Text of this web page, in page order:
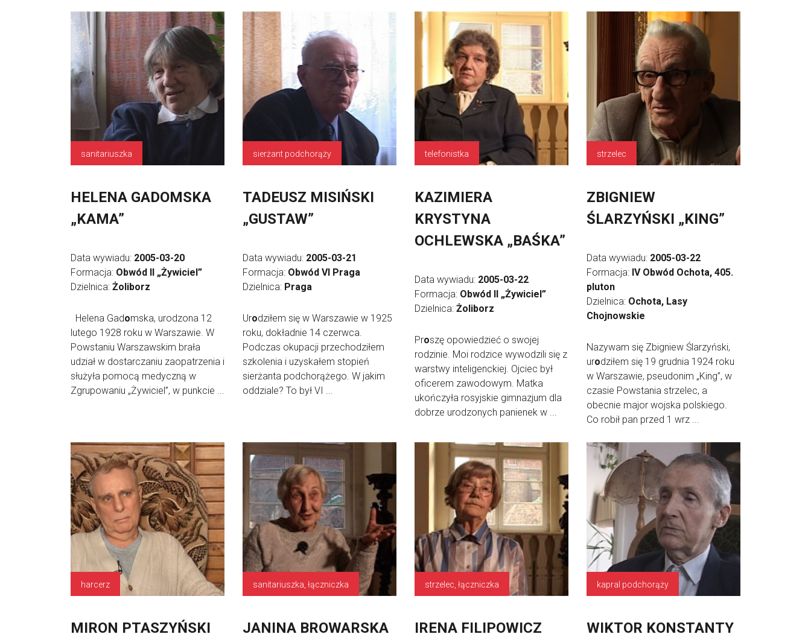
sanitariuszka
HELENA GADOMSKA
„KAMA”
Data wywiadu: 2005-03-20
Formacja: Obwód II „Żywiciel”
Dzielnica: Żoliborz
Helena Gadomska, urodzona 12
lutego 1928 roku w Warszawie. W
Powstaniu Warszawskim brała
udział w dostarczaniu zaopatrzenia i
służyła pomocą medyczną w
Zgrupowaniu „Żywiciel”, w punkcie ...
sierżant podchorąży
TADEUSZ MISIŃSKI
„GUSTAW”
Data wywiadu: 2005-03-21
Formacja: Obwód VI Praga
Dzielnica: Praga
Urodziłem się w Warszawie w 1925
roku, dokładnie 14 czerwca.
Podczas okupacji przechodziłem
szkolenia i uzyskałem stopień
sierżanta podchorążego. W jakim
oddziale? To był VI ...
telefonistka
KAZIMIERA
KRYSTYNA
OCHLEWSKA „BAŚKA”
Data wywiadu: 2005-03-22
Formacja: Obwód II „Żywiciel”
Dzielnica: Żoliborz
Proszę opowiedzieć o swojej
rodzinie. Moi rodzice wywodzili się z
warstwy inteligenckiej. Ojciec był
oficerem zawodowym. Matka
ukończyła rosyjskie gimnazjum dla
dobrze urodzonych panienek w ...
strzelec
ZBIGNIEW
ŚLARZYŃSKI „KING”
Data wywiadu: 2005-03-22
Formacja: IV Obwód Ochota, 405.
pluton
Dzielnica: Ochota, Lasy
Chojnowskie
Nazywam się Zbigniew Ślarzyński,
urodziłem się 19 grudnia 1924 roku
w Warszawie, pseudonim „King”, w
czasie Powstania strzelec, a
obecnie major wojska polskiego.
Co robił pan przed 1 wrz ...
harcerz
MIRON PTASZYŃSKI
sanitariuszka, łączniczka
JANINA BROWARSKA
strzelec, łączniczka
IRENA FILIPOWICZ
kapral podchorąży
WIKTOR KONSTANTY